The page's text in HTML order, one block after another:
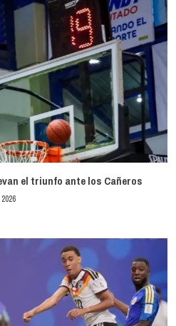
el triunfo ante los Cañeros